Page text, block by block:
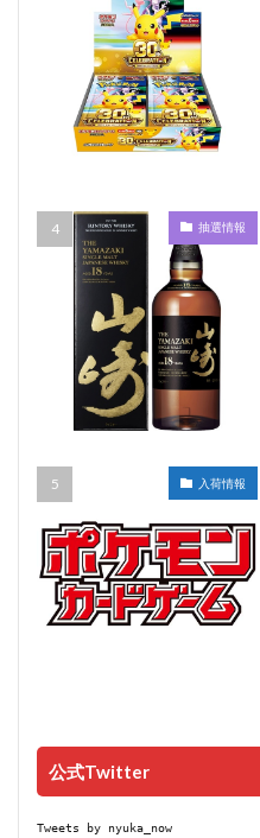
抽選情報
入荷情報
公式Twitter
Tweets by nyuka_now